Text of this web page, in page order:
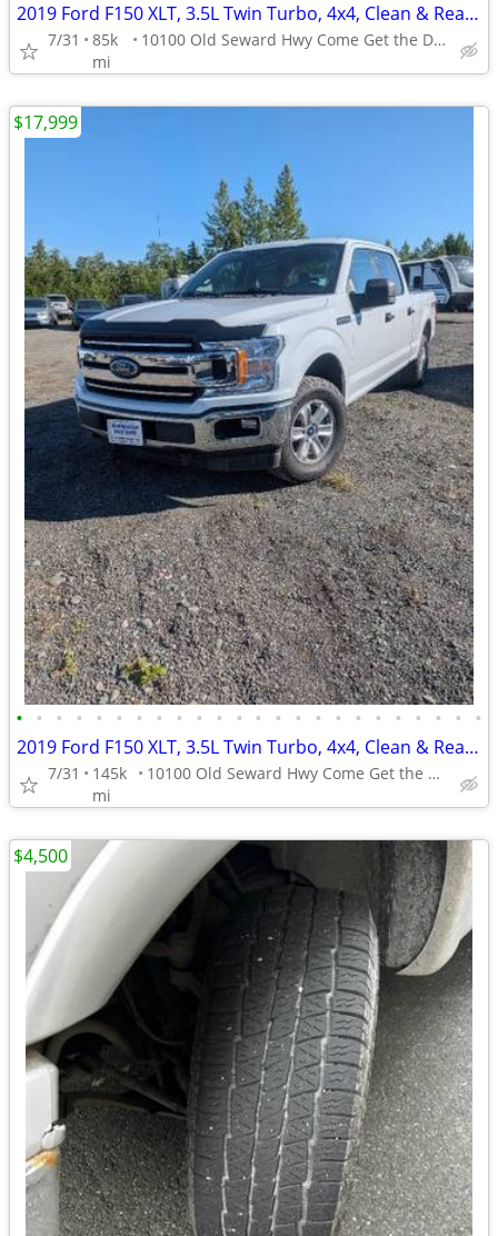
2019 Ford F150 XLT, 3.5L Twin Turbo, 4x4, Clean & Ready!!!
7/31
85k
mi
10100 Old Seward Hwy Come Get the Dependable Deal!!
• • • • • • • • • • • • • • • • • • • • • • • •
2019 Ford F150 XLT, 3.5L Twin Turbo, 4x4, Clean & Ready!!!
7/31
145k
mi
10100 Old Seward Hwy Come Get the Dependable Deal!!
$17,999
$4,500